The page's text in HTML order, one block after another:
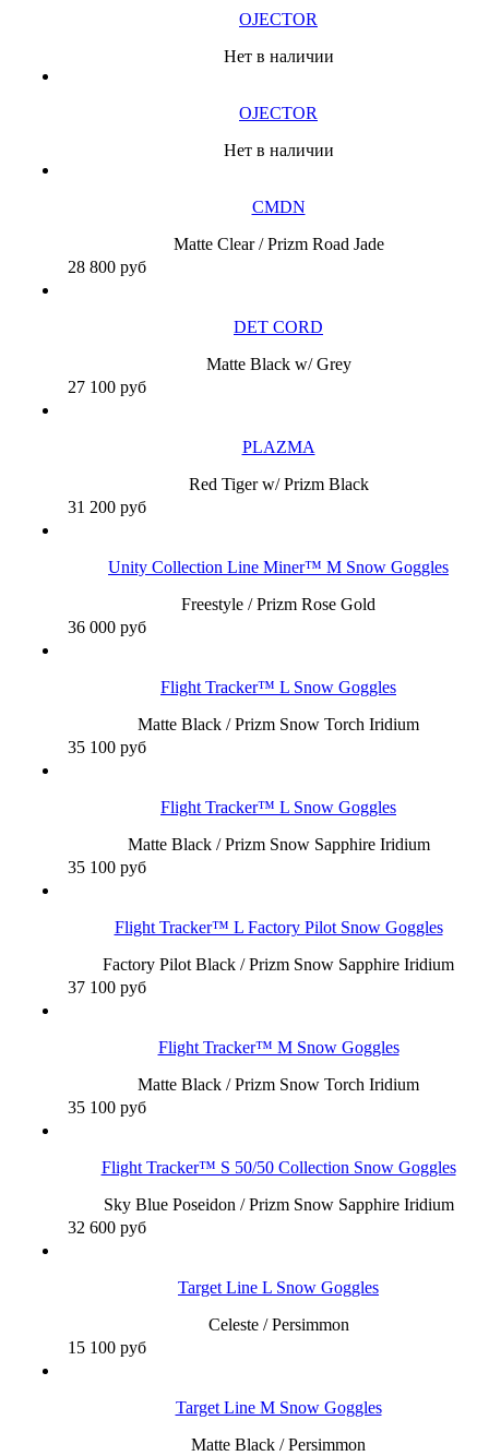
OJECTOR
Нет в наличии
OJECTOR
Нет в наличии
CMDN
Matte Clear / Prizm Road Jade
28 800 руб
DET CORD
Matte Black w/ Grey
27 100 руб
PLAZMA
Red Tiger w/ Prizm Black
31 200 руб
Unity Collection Line Miner™ M Snow Goggles
Freestyle / Prizm Rose Gold
36 000 руб
Flight Tracker™ L Snow Goggles
Matte Black / Prizm Snow Torch Iridium
35 100 руб
Flight Tracker™ L Snow Goggles
Matte Black / Prizm Snow Sapphire Iridium
35 100 руб
Flight Tracker™ L Factory Pilot Snow Goggles
Factory Pilot Black / Prizm Snow Sapphire Iridium
37 100 руб
Flight Tracker™ M Snow Goggles
Matte Black / Prizm Snow Torch Iridium
35 100 руб
Flight Tracker™ S 50/50 Collection Snow Goggles
Sky Blue Poseidon / Prizm Snow Sapphire Iridium
32 600 руб
Target Line L Snow Goggles
Celeste / Persimmon
15 100 руб
Target Line M Snow Goggles
Matte Black / Persimmon